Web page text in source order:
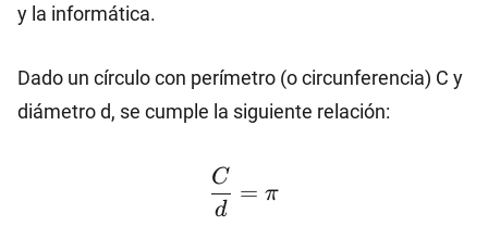
y la informática.
Dado un círculo con perímetro (o circunferencia) C y
diámetro d, se cumple la siguiente relación:
\dfrac{C}
{d}=\pi
d
C
= π